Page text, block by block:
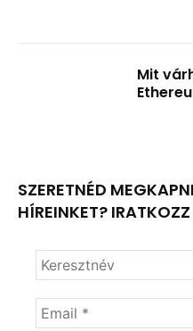
Mit
SZERETNÉD
HÍREINKET? IRATKOZZ